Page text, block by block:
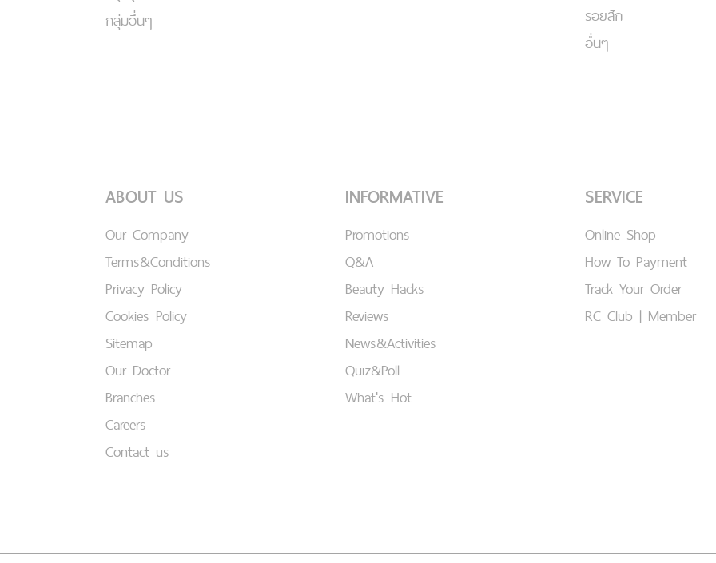
กลุ่มอื่นๆ
รอยสัก
อื่นๆ
ABOUT US
Our Company
Terms&Conditions
Privacy Policy
Cookies Policy
Sitemap
Our Doctor
Branches
Careers
Contact us
INFORMATIVE
Promotions
Q&A
Beauty Hacks
Reviews
News&Activities
Quiz&Poll
What's Hot
SERVICE
Online Shop
How To Payment
Track Your Order
RC Club | Member